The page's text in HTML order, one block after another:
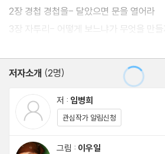
2장 경첩 경첩을- 달았으면 문을 열어라
3장 자투리- 어떻게 보느냐가 무엇을 만들
4장 무늬목- 포장으로 속을 감추려 하지
5장 가죽나무- 새로운 길을 가고 싶다면
6장 집성목- 우리는 모두 조금 모자라다
2막 삶을 바꾸는 공구들
저자소개 (2명)
저 : 임병희
관심작가 알림신청
그림 : 이우일